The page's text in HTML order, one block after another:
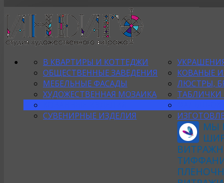
В КВАРТИРЫ И КОТТЕДЖИ
ОБЩЕСТВЕННЫЕ ЗАВЕДЕНИЯ
МЕБЕЛЬНЫЕ ФАСАДЫ
ХУДОЖЕСТВЕННАЯ МОЗАИКА
СУВЕНИРНЫЕ ИЗДЕЛИЯ
КОВАНЫЕ
ЛЮСТРЫ,
ТАБЛИЧКИ
МЫ